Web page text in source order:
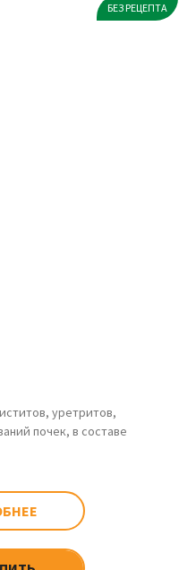
БЕЗ РЕЦЕПТА
уретритов,
почек, в составе